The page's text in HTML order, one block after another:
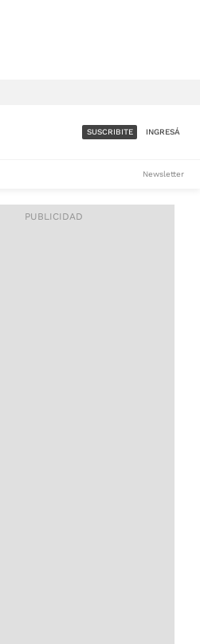
ACCESO FULL - $1.800/MES
SUSCRIBITE INGRESÁ
Newsletter